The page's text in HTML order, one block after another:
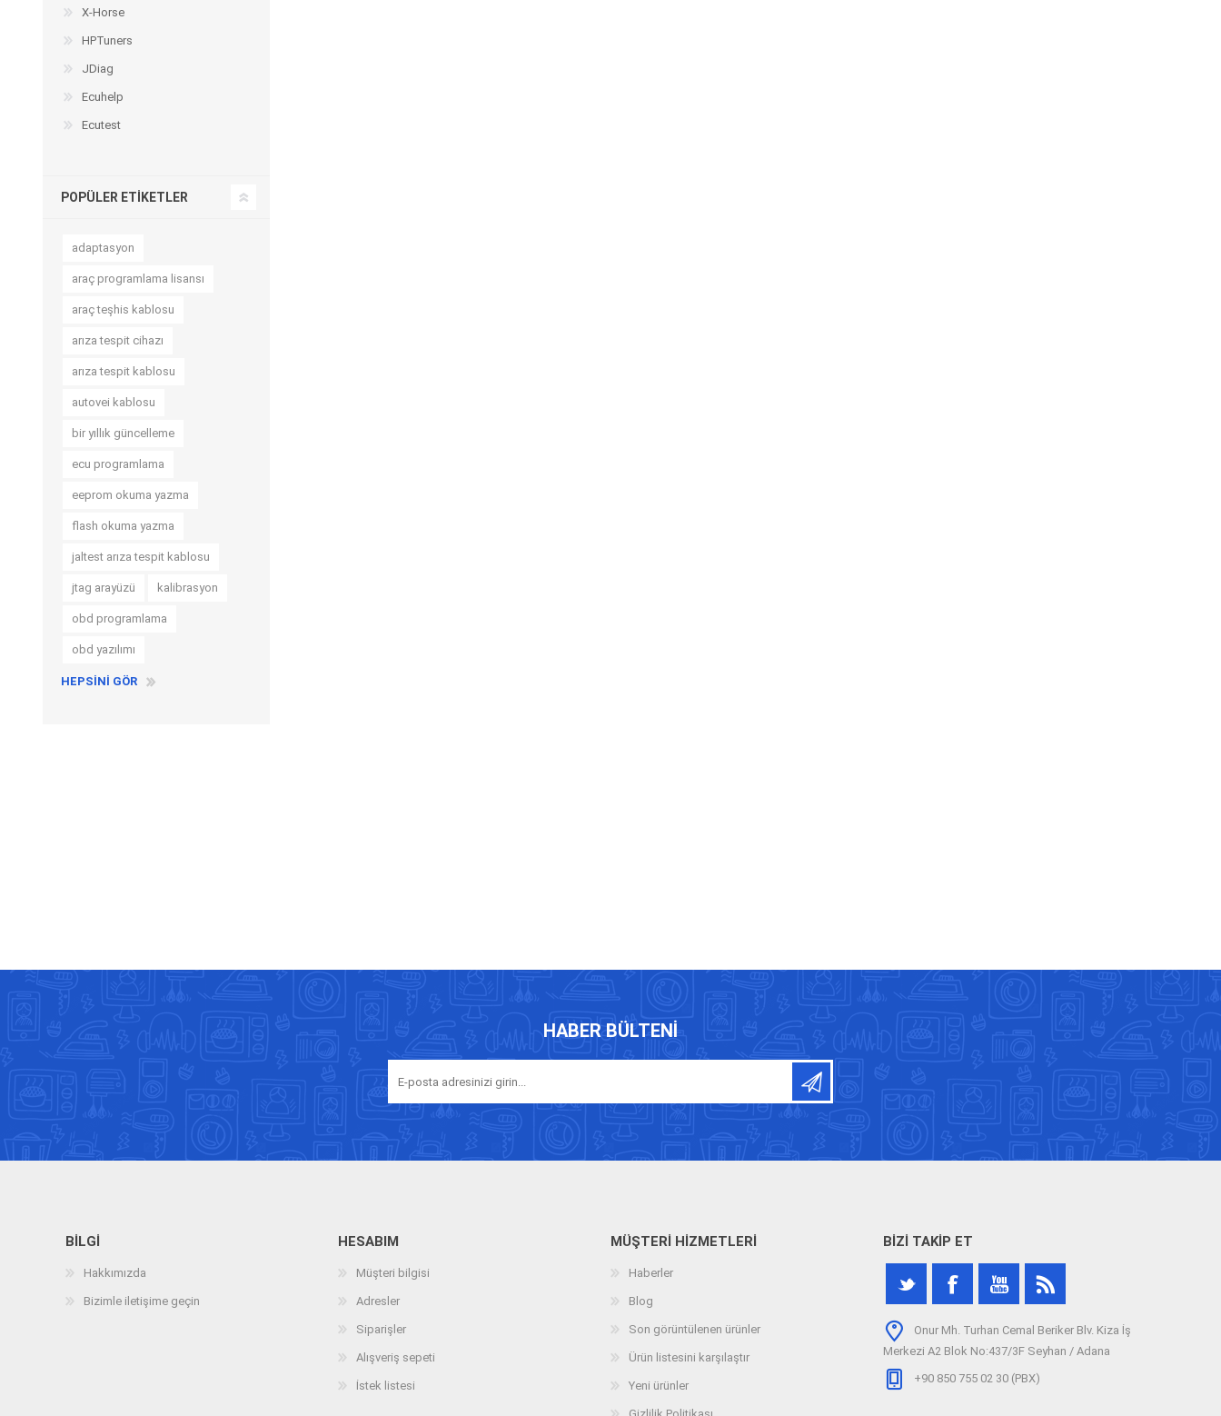
X-Horse
HPTuners
JDiag
Ecuhelp
Ecutest
POPÜLER ETIKETLER
adaptasyon
araç programlama lisansı
araç teşhis kablosu
arıza tespit cihazı
arıza tespit kablosu
autovei kablosu
bir yıllık güncelleme
ecu programlama
eeprom okuma yazma
flash okuma yazma
jaltest arıza tespit kablosu
jtag arayüzü kalibrasyon
obd programlama
obd yazılımı
HEPSINI GÖR
HABER BÜLTENI
BILGI
Hakkımızda
Bizimle iletişime geçin
HESABIM
Müşteri bilgisi
Adresler
Siparişler
Alışveriş sepeti
İstek listesi
MÜŞTERI HIZMETLERI
Haberler
Blog
Son görüntülenen ürünler
Ürün listesini karşılaştır
Yeni ürünler
BIZI TAKIP ET
Onur Mh. Turhan Cemal Beriker Blv. Kiza İş
Merkezi A2 Blok No:437/3F Seyhan / Adana
+90 850 755 02 30 (PBX)